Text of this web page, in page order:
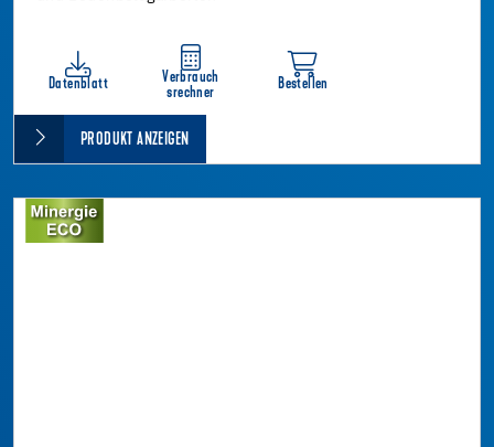
Datenblatt
Verbrauch
srechner
Bestellen
PRODUKT ANZEIGEN